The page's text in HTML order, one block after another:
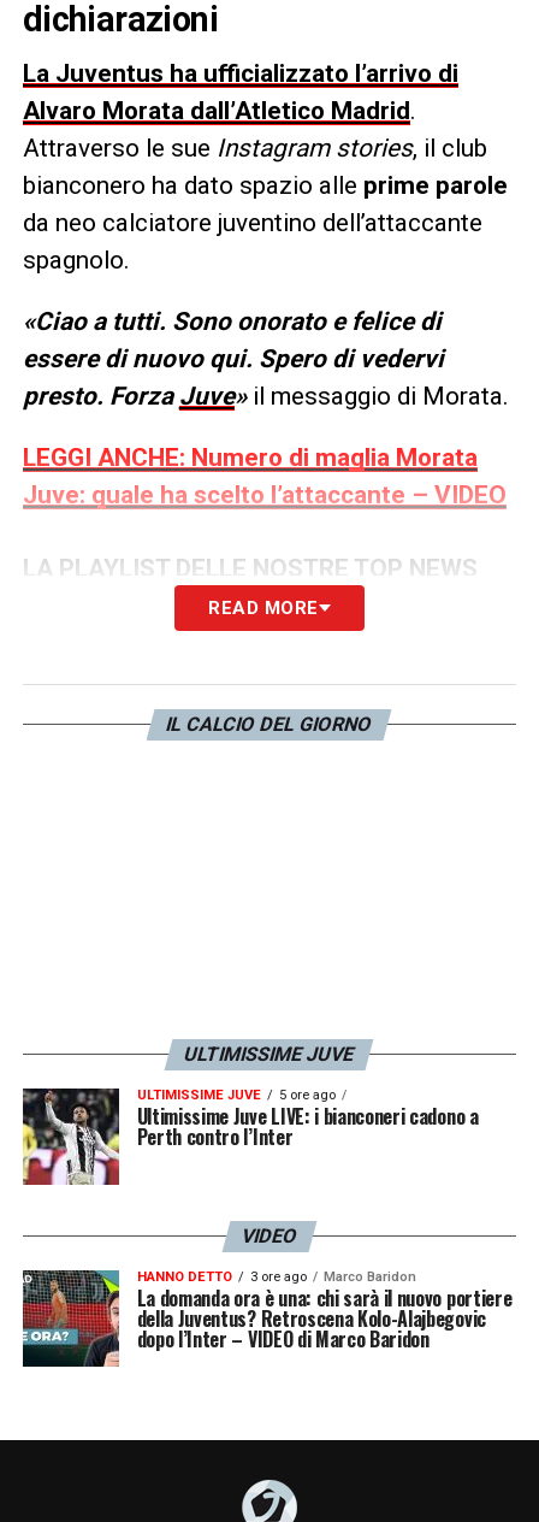
dichiarazioni
La Juventus ha ufficializzato l’arrivo di
Alvaro Morata dall’Atletico Madrid.
Attraverso le sue Instagram stories, il club
bianconero ha dato spazio alle prime parole
da neo calciatore juventino dell’attaccante
spagnolo.
«Ciao a tutti. Sono onorato e felice di
essere di nuovo qui. Spero di vedervi
presto. Forza Juve»il messaggio di Morata.
LEGGI ANCHE: Numero di maglia Morata
Juve: quale ha scelto l’attaccante – VIDEO
LA PLAYLIST DELLE NOSTRE TOP NEWS
READ MORE
IL CALCIO DEL GIORNO
ULTIMISSIME JUVE
ULTIMISSIME JUVE 5 ore ago
Ultimissime Juve LIVE: i bianconeri cadono a
Perth contro l’Inter
VIDEO
HANNO DETTO 3 ore ago Marco Baridon
La domanda ora è una: chi sarà il nuovo portiere
della Juventus? Retroscena Kolo-Alajbegovic
dopo l’Inter – VIDEO di Marco Baridon